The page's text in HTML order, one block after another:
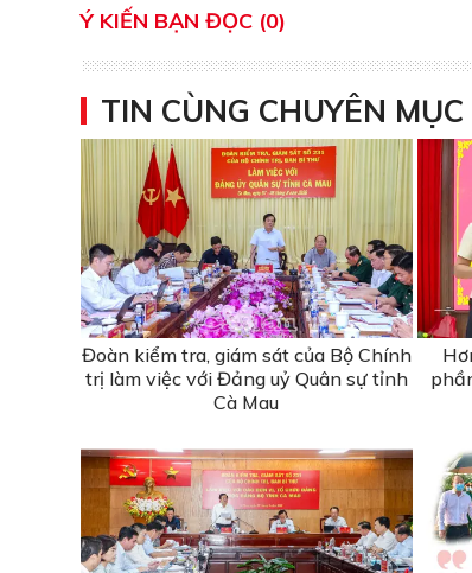
Ý KIẾN BẠN ĐỌC (0)
TIN CÙNG CHUYÊN MỤC
Đoàn kiểm tra, giám sát của Bộ Chính
trị làm việc với Đảng uỷ Quân sự tỉnh
Cà Mau